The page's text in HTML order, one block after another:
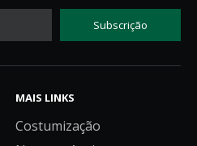
Subscrição
MAIS LINKS
Costumização